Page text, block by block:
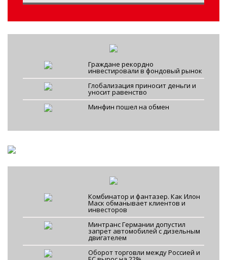
Граждане рекордно
инвестировали в фондовый рынок
Глобализация приносит деньги и
уносит равенство
Минфин пошел на обмен
Комбинатор и фантазер. Как Илон
Маск обманывает клиентов и
инвесторов
Минтранс Германии допустил
запрет автомобилей с дизельным
двигателем
Оборот торговли между Россией и